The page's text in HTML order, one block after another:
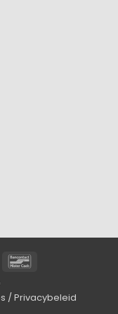
MasterCard
/ Privacybeleid